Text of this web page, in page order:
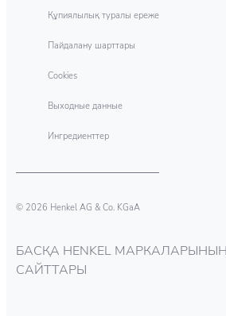
қалайтындай гигиеналық таза
қамтамасыз етеді.
Құпиялылық туралы ереже
Пайдалану шарттары
Cookies
Выходные данные
Ингредиенттер
© 2026 Henkel AG & Co. KGaA
БАСҚА HENKEL
САЙТТАРЫ